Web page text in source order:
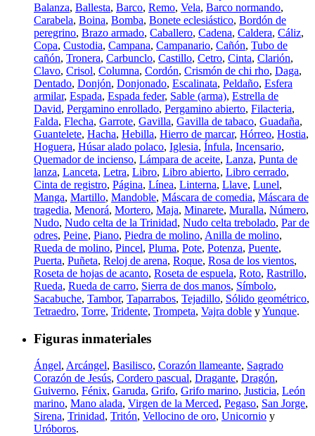
Balanza, Ballesta, Barco, Remo, Vela, Barco normando,
Carabela, Boina, Bomba, Bonete eclesiástico, Bordón de
peregrino, Brazo armado, Caballero, Cadena, Caldera, Cáliz,
Copa, Custodia, Campana, Campanario, Cañón, Tubo de
cañón, Tronera, Carbunclo, Castillo, Cetro, Cinta, Clarión,
Clavo, Crisol, Columna, Cordón, Crismón de chi rho, Daga,
Dentado, Donjón, Donjonado, Escalinata, Peldaño, Esfera
armilar, Espada, Espada feder, Sable (arma), Estrella de
David, Pergamino enrollado, Pergamino abierto, Filacteria,
Falda, Flecha, Garrote, Gavilla, Gavilla de tabaco, Guadaña,
Guantelete, Hacha, Hebilla, Hierro de marcar, Hórreo, Hostia,
Hoguera, Húsar alado polaco, Iglesia, Ínfula, Incensario,
Quemador de incienso, Lámpara de aceite, Lanza, Punta de
lanza, Lanceta, Letra, Libro, Libro abierto, Libro cerrado,
Cinta de registro, Página, Línea, Linterna, Llave, Lunel,
Manga, Martillo, Mandoble, Máscara de comedia, Máscara de
tragedia, Menorá, Mortero, Maja, Minarete, Muralla, Número,
Nudo, Nudo celta de la Trinidad, Nudo celta trebolado, Par de
odres, Peine, Piano, Piedra de molino, Anilla de molino,
Rueda de molino, Pincel, Pluma, Pote, Potenza, Puente,
Puerta, Puñeta, Reloj de arena, Roque, Rosa de los vientos,
Roseta de hojas de acanto, Roseta de espuela, Roto, Rastrillo,
Rueda, Rueda de carro, Sierra de dos manos, Símbolo,
Sacabuche, Tambor, Taparrabos, Tejadillo, Sólido geométrico,
Tetraedro, Torre, Tridente, Trompeta, Vajra doble yYunque.
Figuras inmateriales
Ángel, Arcángel, Basilisco, Corazón llameante, Sagrado
Corazón de Jesús, Cordero pascual, Dragante, Dragón,
Guiverno, Fénix, Garuda, Grifo, Grifo marino, Justicia, León
marino, Mano alada, Virgen de la Merced, Pegaso, San Jorge,
Sirena, Trinidad, Tritón, Vellocino de oro, Unicornio y
Uróboros.